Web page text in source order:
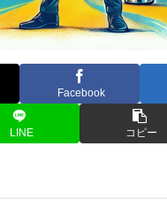
Facebook
LINE コピー